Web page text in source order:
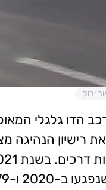
ירוק
הדו גלגלי